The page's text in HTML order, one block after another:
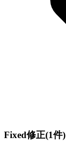
Fixed修正(1件)